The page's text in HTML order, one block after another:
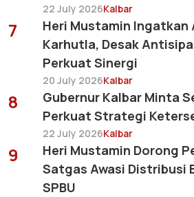
22 July 2026Kalbar
7
Heri Mustamin Ingatkan
Karhutla, Desak
Perkuat Sinergi
20 July 2026Kalbar
8
Gubernur Kalbar Minta
Perkuat Strategi
22 July 2026Kalbar
9
Heri Mustamin Dorong
Satgas Awasi Distribusi
SPBU